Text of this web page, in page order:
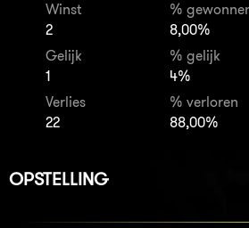
Winst
2
%
8,00%
Gelijk
1
% gelijk
4%
Verlies
22
% verloren
88,00%
OPSTELLING